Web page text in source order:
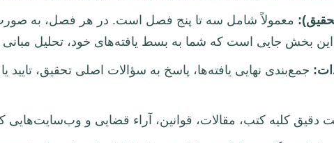
معمولاً شامل سه تا پنج فصل است. در هر فصل، به
بخش جایی است که شما به بسط یافته‌های خود، تحلیل مبانی
جمع‌بندی نهایی یافته‌ها، پاسخ به سؤالات اصلی تحقیق، تایید
دقیق کلیه کتب، مقالات، قوانین، آراء قضایی و وب‌سایت‌هایی که